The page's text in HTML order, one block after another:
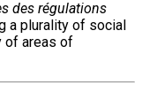
des régulations
a plurality of social
of areas of